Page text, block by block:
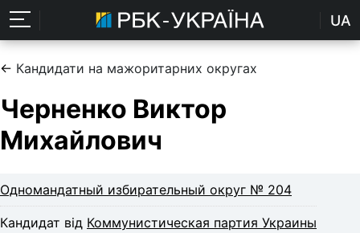
UA
← Кандидати на мажоритарних округах
Черненко Виктор
Михайлович
Одномандатный избирательный округ № 204
Кандидат від Коммунистическая партия Украины